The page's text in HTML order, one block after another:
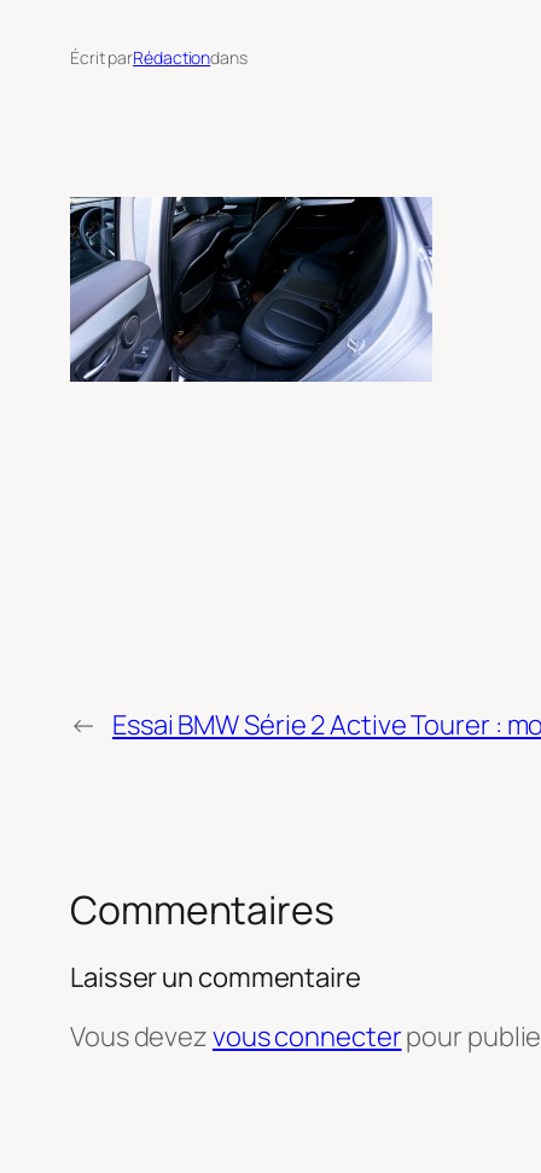
Écrit parRédactiondans
← Essai BMW Série 2 Active Tourer :
Commentaires
Laisser un commentaire
Vous devezvous connecterpour